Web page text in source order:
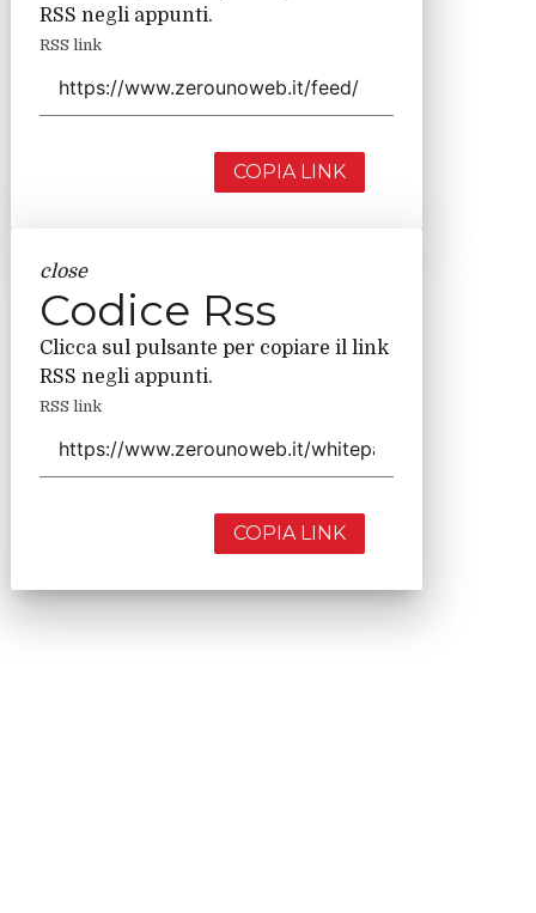
RSS negli appunti.
RSS link
COPIA LINK
close
Codice Rss
Clicca sul pulsante per copiare il link
RSS negli appunti.
RSS link
COPIA LINK